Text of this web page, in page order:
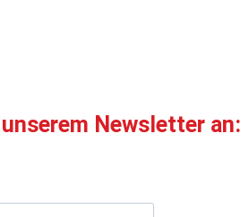
Newsletter an: